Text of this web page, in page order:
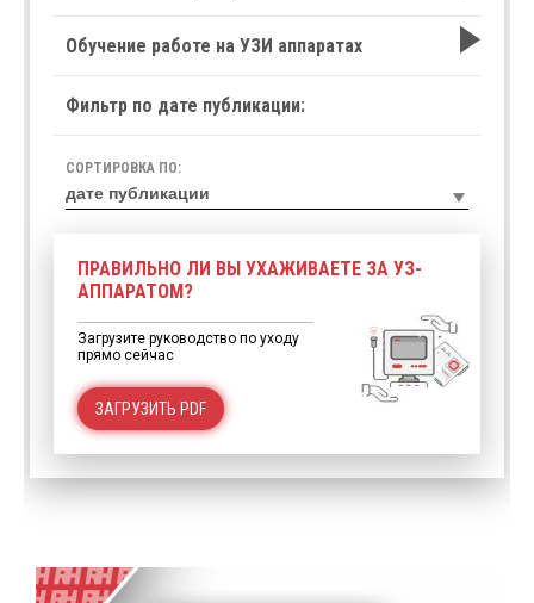
Обучение работе на УЗИ аппаратах
Фильтр по дате публикации:
СОРТИРОВКА ПО:
ПРАВИЛЬНО ЛИ ВЫ УХАЖИВАЕТЕ ЗА УЗ-
АППАРАТОМ?
Загрузите руководство по уходу
прямо сейчас
ЗАГРУЗИТЬ PDF